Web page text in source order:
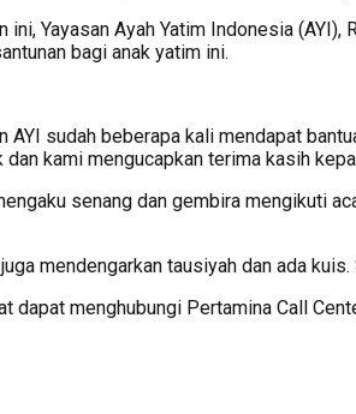
Yayasan Ayah Yatim Indonesia
bagi anak yatim ini.
AYI sudah beberapa kali mendapat
kami mengucapkan terima kasih
senang dan gembira mengikuti
mendengarkan tausiyah dan ada
dapat menghubungi Pertamina Call